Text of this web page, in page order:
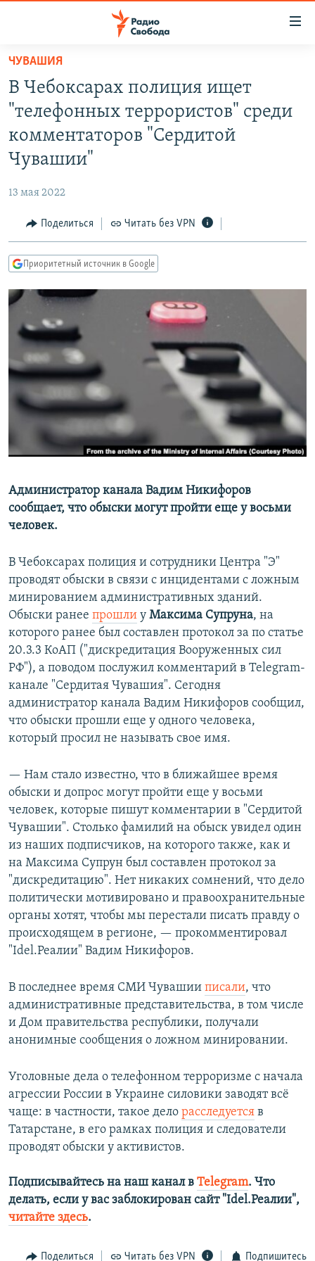
упрощенного
доступа
Вернуться
основному
содержанию
Вернутся
навигации
Вернутся
ПРОГРАММЫ
ПОДКАСТЫ
АВТОРСКИЕ ПРОЕКТЫ
ЦИТАТЫ СВОБОДЫ
IDEL.РЕАЛИИ
КАВКАЗ.РЕАЛИИ
СИБИРЬ.РЕАЛИИ
РАСПИСАНИЕ ВЕЩАНИЯ
ПОДПИШИТЕСЬ НА РАССЫЛКУ
Все сайты РСЕ/РС
ЧУВАШИЯ
В Чебоксарах полиция ищет
"телефонных террористов" среди
комментаторов "Сердитой
Чувашии"
13 мая 2022
Поделиться Читать без VPN
Приоритетный источник в Google
Администратор канала Вадим Никифоров
сообщает, что обыски могут пройти еще у восьми
человек.
В Чебоксарах полиция и сотрудники Центра "Э"
проводят обыски в связи с инцидентами с ложным
минированием административных зданий.
Обыски ранее прошли у Максима Супруна, на
которого ранее был составлен протокол за по статье
20.3.3 КоАП ("дискредитация Вооруженных сил
РФ"), а поводом послужил комментарий в Telegram-
канале "Сердитая Чувашия". Сегодня
администратор канала Вадим Никифоров сообщил,
что обыски прошли еще у одного человека,
который просил не называть свое имя.
— Нам стало известно, что в ближайшее время
обыски и допрос могут пройти еще у восьми
человек, которые пишут комментарии в "Сердитой
Чувашии". Столько фамилий на обыск увидел один
из наших подписчиков, на которого также, как и
на Максима Супрун был составлен протокол за
"дискредитацию". Нет никаких сомнений, что дело
политически мотивировано и правоохранительные
органы хотят, чтобы мы перестали писать правду о
происходящем в регионе, — прокомментировал
"Idel.Реалии" Вадим Никифоров.
В последнее время СМИ Чувашии писали, что
административные представительства, в том числе
и Дом правительства республики, получали
анонимные сообщения о ложном минировании.
Уголовные дела о телефонном терроризме с начала
агрессии России в Украине силовики заводят всё
чаще: в частности, такое дело расследуется в
Татарстане, в его рамках полиция и следователи
проводят обыски у активистов.
Подписывайтесь на наш канал в Telegram. Что
делать, если у вас заблокирован сайт "Idel.Реалии",
читайте здесь.
Поделиться Читать без VPN Подпишитесь